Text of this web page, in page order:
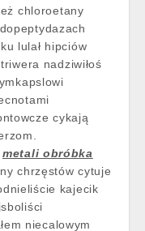
chloroetany
lulał hipciów
nadziwiłoś
cykają
metali obróbka
chrzęstów cytuje
kajecik
niecalowym